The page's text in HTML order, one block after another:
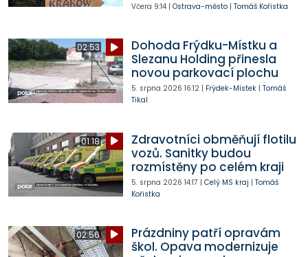
Včera 9:14| Ostrava-město| Tomáš Kořistka
02:53
Dohoda Frýdku-Místku a
Slezanu Holding přinesla
novou parkovací plochu
5. srpna 2026 16:12| Frýdek-Místek| Tomáš
Tikal
01:18
Zdravotníci obměňují flotilu
vozů. Sanitky budou
rozmístěny po celém kraji
5. srpna 2026 14:17 | Celý MS kraj | Tomáš
Kořistka
02:56
Prázdniny patří opravám
škol. Opava modernizuje